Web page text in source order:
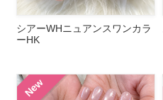
シアーWHニュアンスワンカラ
ーHK
New